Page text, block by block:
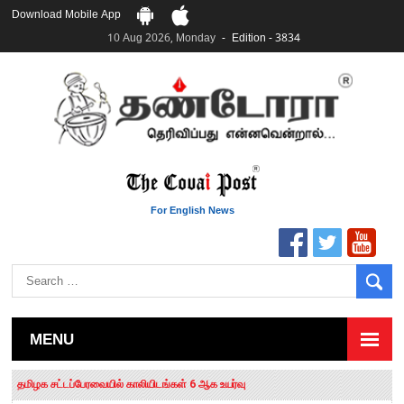
Download Mobile App
10 Aug 2026, Monday
Edition - 3834
For English News
MENU
தமிழக சட்டப்பேரவையில் காலியிடங்கள் 6 ஆக உயர்வு